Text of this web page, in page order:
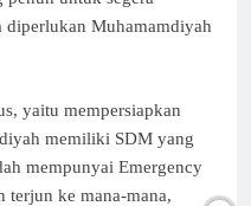
Muhamamdiyah
yaitu mempersiapkan
memiliki SDM yang
mempunyai Emergency
terjun ke mana-mana,